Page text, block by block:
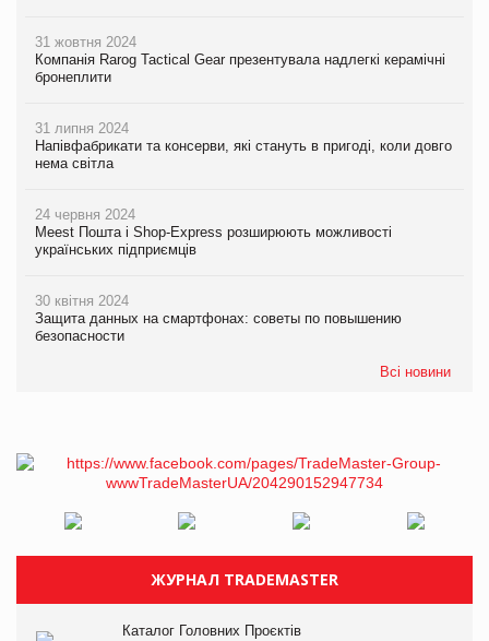
31 жовтня 2024
Компанія Rarog Tactical Gear презентувала надлегкі керамічні
бронеплити
31 липня 2024
Напівфабрикати та консерви, які стануть в пригоді, коли довго
нема світла
24 червня 2024
Meest Пошта і Shop-Express розширюють можливості
українських підприємців
30 квітня 2024
Защита данных на смартфонах: советы по повышению
безопасности
Всі новини
ЖУРНАЛ TRADEMASTER
Каталог Головних Проєктів